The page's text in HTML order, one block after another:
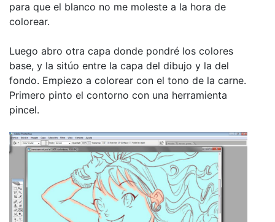
para que el blanco no me moleste a la hora de
colorear.
Luego abro otra capa donde pondré los colores
base, y la sitúo entre la capa del dibujo y la del
fondo. Empiezo a colorear con el tono de la carne.
Primero pinto el contorno con una herramienta
pincel.